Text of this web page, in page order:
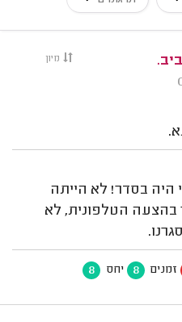
מיון
היה בסדר! לא הייתה
בהצעה הטלפונית, לא
זמנים 8 יחס 8